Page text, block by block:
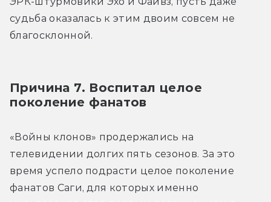
судьба оказалась к этим двоим совсем не
благосклонной.
Причина 7. Воспитал целое
поколение фанатов
«Войны клонов» продержались на
телевидении долгих пять сезонов. За это
время успело подрасти целое поколение
фанатов Саги, для которых именно